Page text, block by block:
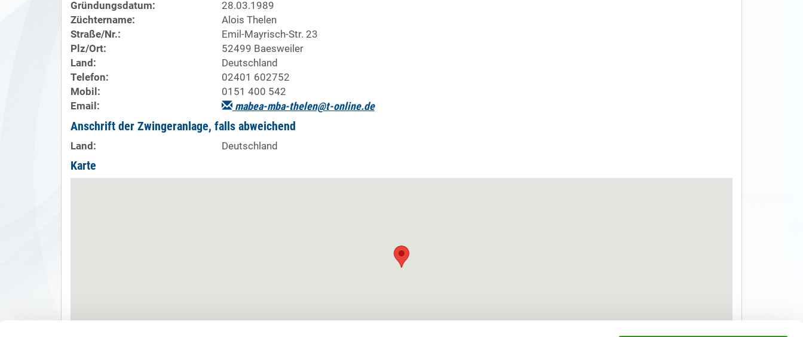
Gründungsdatum:
28.03.1989
Züchtername:
Alois Thelen
Straße/Nr.:
Emil-Mayrisch-Str. 23
Plz/Ort:
52499 Baesweiler
Land:
Deutschland
Telefon:
02401 602752
Mobil:
0151 400 542
Email:
mabea-mba-thelen@t-online.de
Anschrift der Zwingeranlage, falls abweichend
Land: Deutschland
Karte